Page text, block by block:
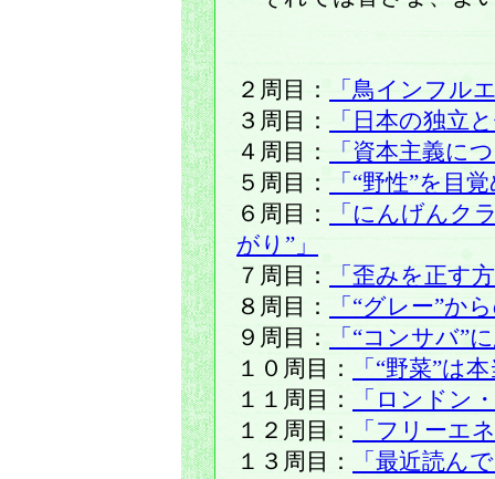
２周目：
「鳥インフル
３周目：
「日本の独立
４周目：
「資本主義に
５周目：
「“野性”を目
６周目：
「にんげんク
がり”」
７周目：
「歪みを正す
８周目：
「“グレー”か
９周目：
「“コンサバ”
１０周目：
「“野菜”は
１１周目：
「ロンドン
１２周目：
「フリーエ
１３周目：
「最近読ん